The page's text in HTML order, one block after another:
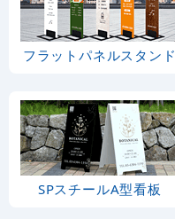
フラットパネルスタンド
SPスチールA型看板